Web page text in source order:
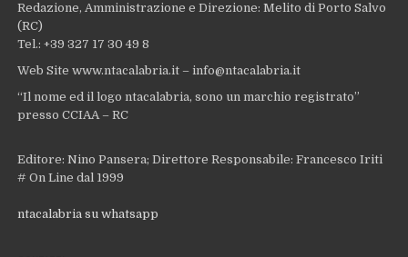
Redazione, Amministrazione e Direzione: Melito di Porto Salvo
(RC)
Tel.: +39 327 17 30 49 8
Web Site www.ntacalabria.it – info@ntacalabria.it
“Il nome ed il logo ntacalabria, sono un marchio registrato”
presso CCIAA – RC
Editore: Nino Pansera; Direttore Responsabile: Francesco Iriti
# On Line dal 1999
ntacalabria su whatsapp